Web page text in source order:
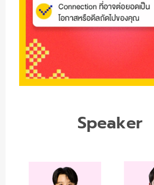
Speaker